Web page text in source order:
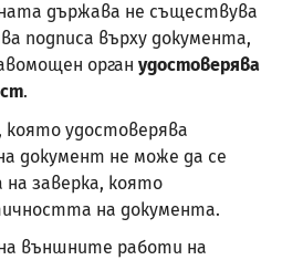
държава не съществува
подписа върху документа,
орган удостоверява
.
която удостоверява
документ не може да се
на заверка, която
на документа.
външните работи на